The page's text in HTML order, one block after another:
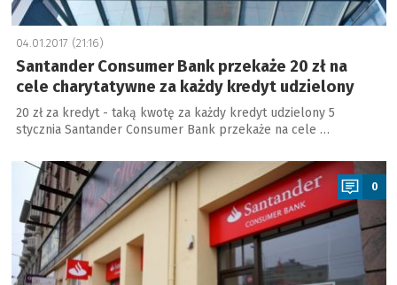
04.01.2017 (21:16)
Santander Consumer Bank przekaże 20 zł na
cele charytatywne za każdy kredyt udzielony
20 zł za kredyt - taką kwotę za każdy kredyt udzielony 5
stycznia Santander Consumer Bank przekaże na cele …
a
0